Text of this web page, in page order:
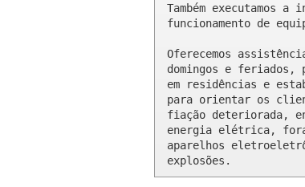
Também executamos
funcionamento de
Oferecemos
domingos e
em residências e
para orientar os
fiação deteriorada,
energia elétrica, fora
aparelhos
explosões.